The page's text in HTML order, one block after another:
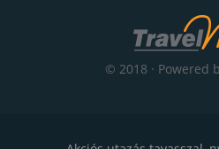
© 2018 · Powered